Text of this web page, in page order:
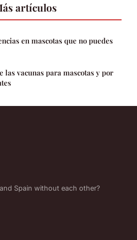
artículos
en mascotas que no puedes
las vacunas para mascotas y por
Spain without each other?